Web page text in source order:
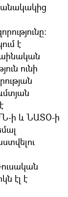
է
ունի
ի և ՆԱՏՕ-ի
էլ է